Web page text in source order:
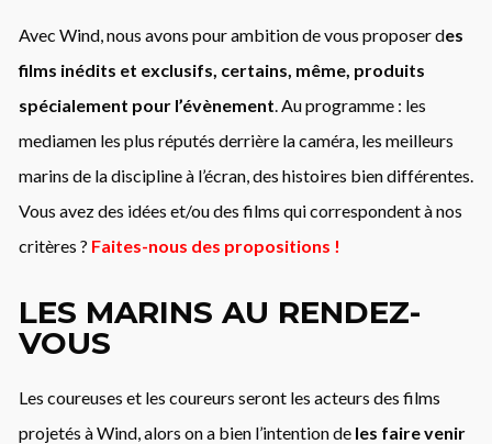
Avec Wind, nous avons pour ambition de vous proposer des
films inédits et exclusifs, certains, même, produits
spécialement pour l’évènement . Au programme : les
mediamen les plus réputés derrière la caméra, les meilleurs
marins de la discipline à l’écran, des histoires bien différentes.
Vous avez des idées et/ou des films qui correspondent à nos
critères ? Faites-nous des propositions !
LES MARINS AU RENDEZ-
VOUS
Les coureuses et les coureurs seront les acteurs des films
projetés à Wind, alors on a bien l’intention de les faire venir